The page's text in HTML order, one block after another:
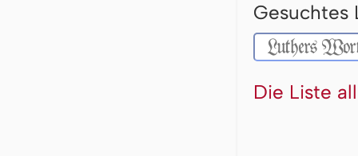
Die Liste